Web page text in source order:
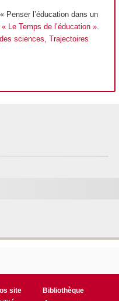
Penser l’éducation dans un
Le Temps de l’éducation ».
sciences, Trajectoires
site
Bibliothèque